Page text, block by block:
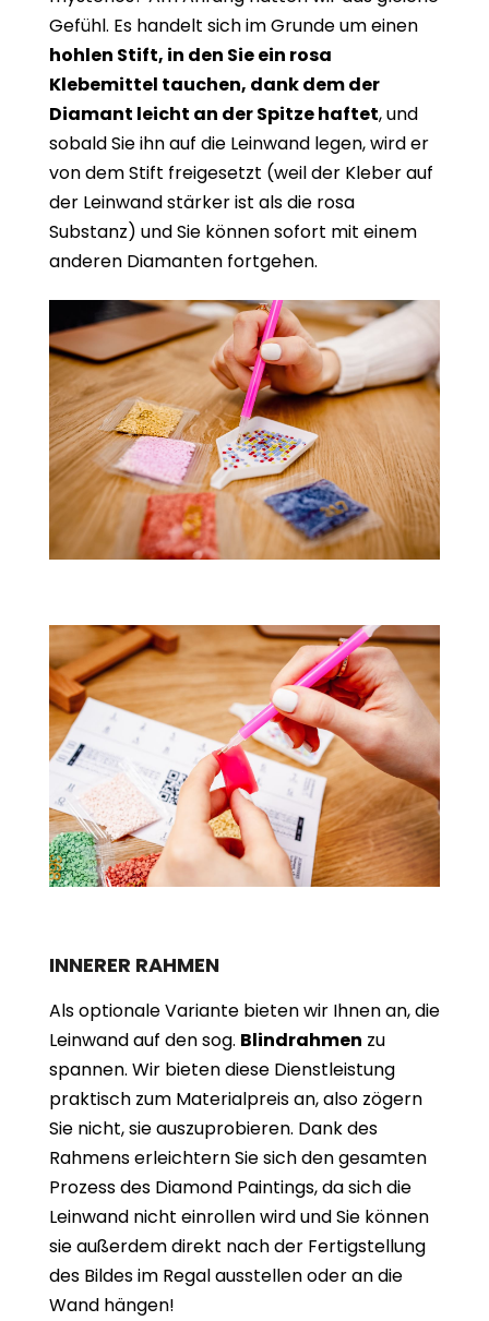
Gefühl. Es handelt sich im Grunde um einen
hohlen Stift, in den Sie ein rosa
Klebemittel tauchen, dank dem der
Diamant leicht an der Spitze haftet, und
sobald Sie ihn auf die Leinwand legen, wird er
von dem Stift freigesetzt (weil der Kleber auf
der Leinwand stärker ist als die rosa
Substanz) und Sie können sofort mit einem
anderen Diamanten fortgehen.
INNERER RAHMEN
Als optionale Variante bieten wir Ihnen an, die
Leinwand auf den sog. Blindrahmen zu
spannen. Wir bieten diese Dienstleistung
praktisch zum Materialpreis an, also zögern
Sie nicht, sie auszuprobieren. Dank des
Rahmens erleichtern Sie sich den gesamten
Prozess des Diamond Paintings, da sich die
Leinwand nicht einrollen wird und Sie können
sie außerdem direkt nach der Fertigstellung
des Bildes im Regal ausstellen oder an die
Wand hängen!